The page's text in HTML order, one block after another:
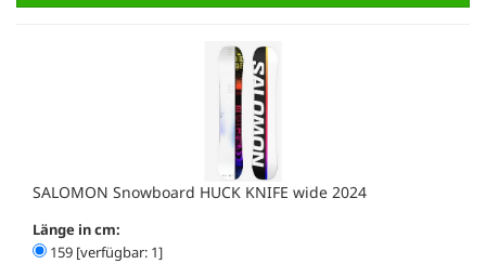
SALOMON Snowboard HUCK KNIFE wide 2024
Länge in cm:
159 [verfügbar: 1]